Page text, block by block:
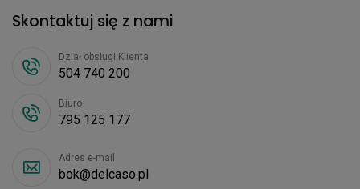
Skontaktuj się z nami
Dział obsługi Klienta
504 740 200
Biuro
795 125 177
Adres e-mail
bok@delcaso.pl